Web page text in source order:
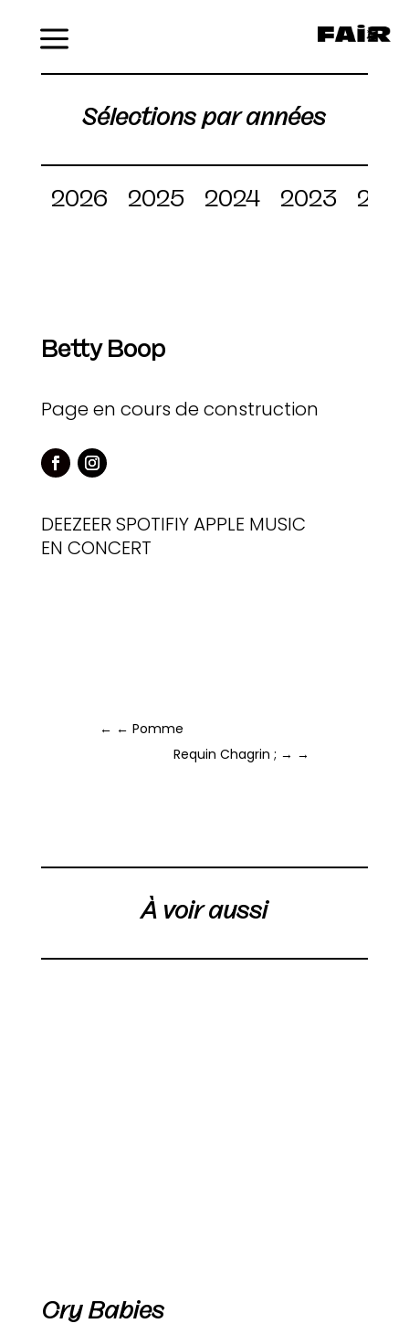
Sélections par années
2026 2025 2024 2023
Betty Boop
Page en cours de construction
DEEZEER SPOTIFIYAPPLE MUSIC
EN CONCERT
← ← Pomme
Requin Chagrin ; → →
À voir aussi
Cry Babies